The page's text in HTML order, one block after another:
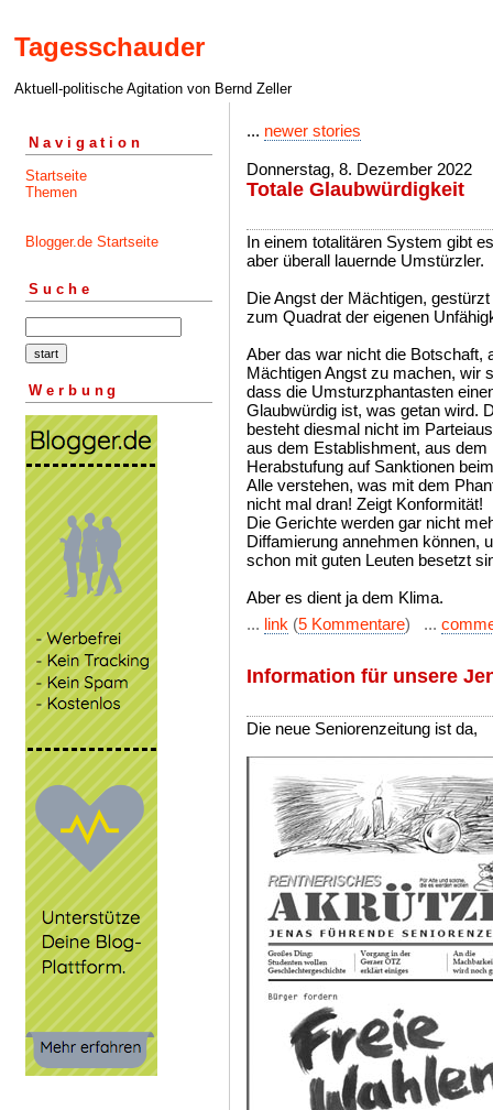
Tagesschauder
Aktuell-politische Agitation von Bernd Zeller
Navigation
Startseite
Themen
Blogger.de Startseite
Suche
Werbung
... newer stories
Donnerstag, 8. Dezember 2022
Totale Glaubwürdigkeit
In einem totalitären System gibt
aber überall lauernde Umstürzler.
Die Angst der Mächtigen,
zum Quadrat der eigenen
Aber das war nicht die Botschaft,
Mächtigen Angst zu machen, wir
dass die Umsturzphantasten
Glaubwürdig ist, was getan wird.
besteht diesmal nicht im
aus dem Establishment, aus
Herabstufung auf Sanktionen
Alle verstehen, was mit dem
nicht mal dran! Zeigt Konformität!
Die Gerichte werden gar nicht
Diffamierung annehmen können,
schon mit guten Leuten besetzt
Aber es dient ja dem Klima.
... link (5 Kommentare) ...
Information für unsere
Die neue Seniorenzeitung ist da,